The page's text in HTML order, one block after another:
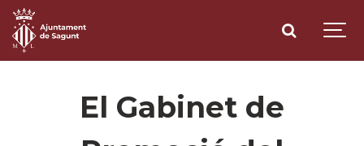
El Gabinet de